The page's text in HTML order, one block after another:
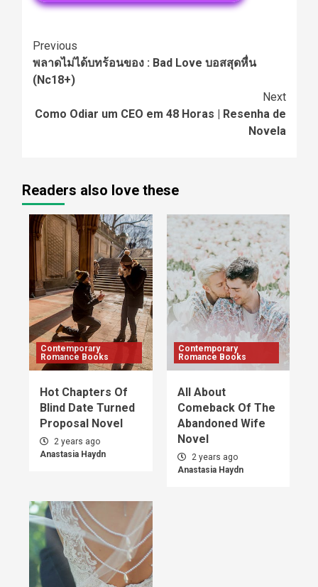
Continue
Reading
Previous
พลาดไม่ได้บทร้อนของ : Bad Love บอสสุดหื่น
(Nc18+)
Next
Como Odiar um CEO em 48 Horas | Resenha de
Novela
Readers also love these
Contemporary
Romance Books
Hot Chapters Of
Blind Date Turned
Proposal Novel
2 years ago
Anastasia Haydn
Contemporary
Romance Books
All About
Comeback Of The
Abandoned Wife
Novel
2 years ago
Anastasia Haydn